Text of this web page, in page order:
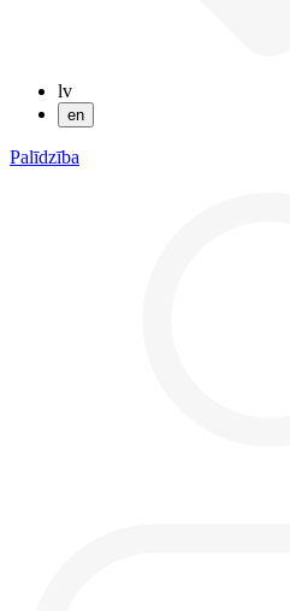
lv
en
Palīdzība